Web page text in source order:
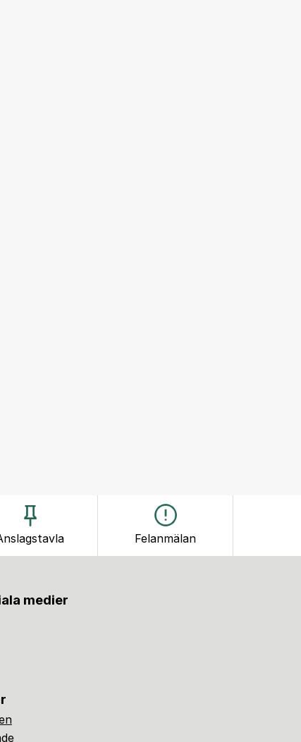
Felanmälan
medier